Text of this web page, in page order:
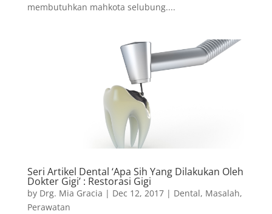
membutuhkan mahkota selubung....
Seri Artikel Dental ‘Apa Sih Yang Dilakukan Oleh
Dokter Gigi’ : Restorasi Gigi
by Drg. Mia Gracia | Dec 12, 2017| Dental, Masalah,
Perawatan